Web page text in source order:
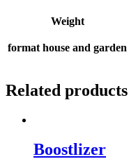
Weight
format house and garden
Related products
Boostlizer